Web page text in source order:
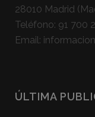
28010 Madrid
Teléfono: 91 700
Email:
ÚLTIMA